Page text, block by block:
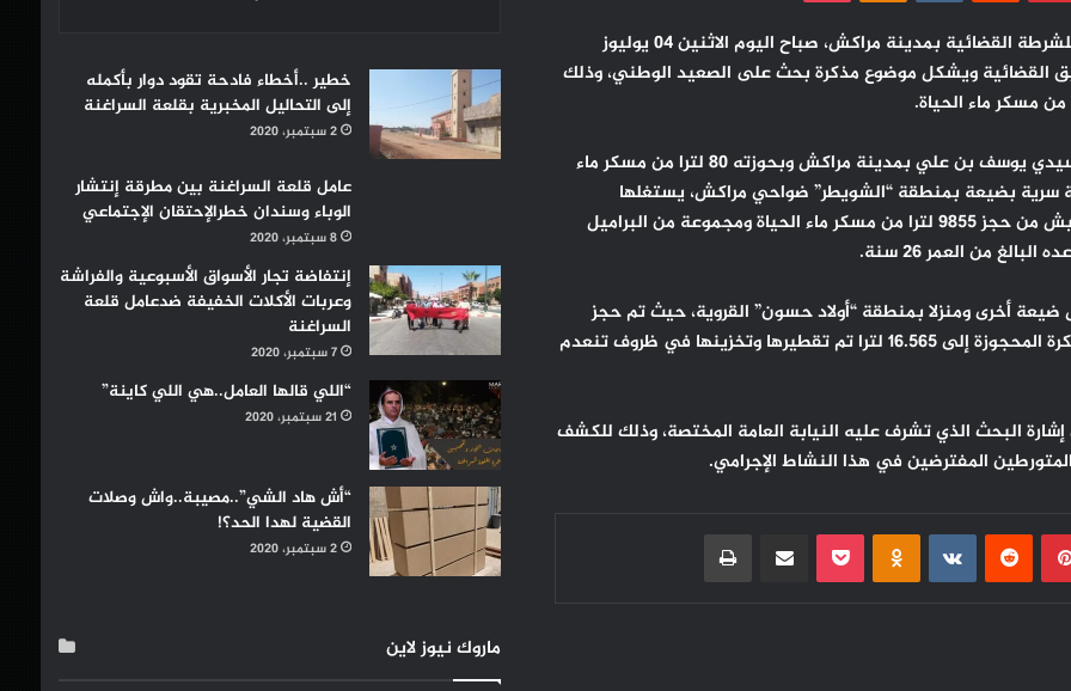
تمكنت عناصر فرقة مكافحة العصابات التابعة للمصلحة الولائية للشرطة القضائية بمدينة مراكش، صباح اليوم الاثنين 04 يوليوز
العمر 44 سنة، من ذوي السوابق القضائية ويشكل موضوع مذكرة بحث على الصعيد الوطني، وذلك
وقد جرى توقيف المشتبه فيه على متن سيارة مكتراة بمنطقة سيدي يوسف بن علي بمدينة مراكش وبحوزته 80 لترا من مسكر ماء
سرية بضيعة بمنطقة “الشويطر” ضواحي مراكش، يستغلها
الموقوف لتقطير هذه المادة المسكرة، حيث مكنت عمليات التفتيش من حجز 9855 لترا من مسكر ماء الحياة ومجموعة من البراميل
من العمر 26 سنة.
أخرى ومنزلا بمنطقة “أولاد حسون” القروية، حيث تم حجز
6630 لترا إضافية من مسكر ماء الحياة، ليصل مجموع المواد المسكرة المحجوزة إلى 16.565 لترا تم تقطيرها وتخزينها في ظروف تنعدم
البحث الذي تشرف عليه النيابة العامة المختصة، وذلك للكشف
المفترضين في هذا النشاط الإجرامي.
بينتيريست
‏Reddit
‏VKontakte
Odnoklassniki
‫Pocket مشاركة عبر البريد طباعة
خطير ..أخطاء فادحة تقود دوار بأكمله
إلى التحاليل المخبرية بقلعة السراغنة
2 سبتمبر، 2020
عامل قلعة السراغنة بين مطرقة إنتشار
الوباء وسندان خطرالإحتقان الإجتماعي
8 سبتمبر، 2020
إنتفاضة تجار الأسواق الأسبوعية والفراشة
وعربات الأكلات الخفيفة ضدعامل قلعة
السراغنة
7 سبتمبر، 2020
“اللي قالها العامل..هي اللي كاينة”
21 سبتمبر، 2020
“أش هاد الشي”..مصيبة..واش وصلات
القضية لهدا الحد؟!
2 سبتمبر، 2020
ماروك نيوز لاين